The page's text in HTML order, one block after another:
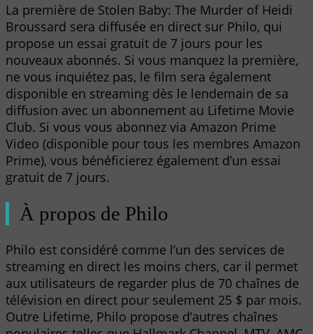
La première de Stolen Baby: The Murder of Heidi
Broussard sera diffusée en direct sur Philo, qui
propose un essai gratuit de 7 jours pour les
nouveaux abonnés. Si vous manquez la première,
ne vous inquiétez pas, le film sera également
disponible en streaming dès le lendemain de sa
diffusion avec un abonnement au Lifetime Movie
Club. Si vous vous abonnez via Amazon Prime
Video (disponible pour tous les membres Amazon
Prime), vous bénéficierez également d’un essai
gratuit de 7 jours.
À propos de Philo
Philo est considéré comme l’un des services de
streaming en direct les moins chers, car il permet
aux utilisateurs de regarder plus de 70 chaînes de
télévision en direct pour seulement 25 $ par mois.
Outre Lifetime, Philo propose d’autres chaînes